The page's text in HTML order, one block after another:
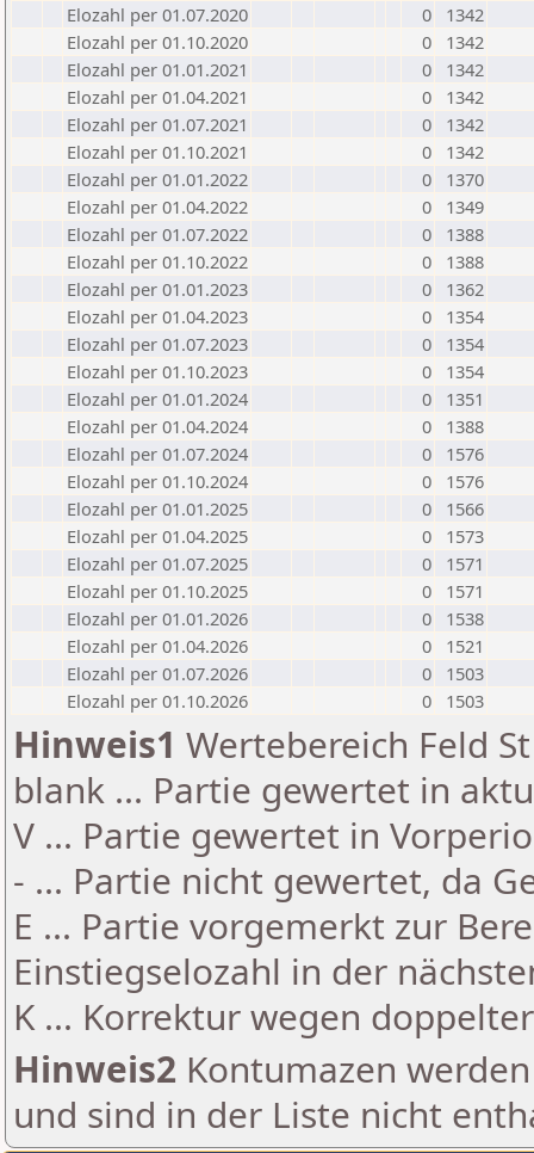
Elozahl per 01.07.2020
0
1342
Elozahl per 01.10.2020
0
1342
Elozahl per 01.01.2021
0
1342
Elozahl per 01.04.2021
0
1342
Elozahl per 01.07.2021
0
1342
Elozahl per 01.10.2021
0
1342
Elozahl per 01.01.2022
0
1370
Elozahl per 01.04.2022
0
1349
Elozahl per 01.07.2022
0
1388
Elozahl per 01.10.2022
0
1388
Elozahl per 01.01.2023
0
1362
Elozahl per 01.04.2023
0
1354
Elozahl per 01.07.2023
0
1354
Elozahl per 01.10.2023
0
1354
Elozahl per 01.01.2024
0
1351
Elozahl per 01.04.2024
0
1388
Elozahl per 01.07.2024
0
1576
Elozahl per 01.10.2024
0
1576
Elozahl per 01.01.2025
0
1566
Elozahl per 01.04.2025
0
1573
Elozahl per 01.07.2025
0
1571
Elozahl per 01.10.2025
0
1571
Elozahl per 01.01.2026
0
1538
Elozahl per 01.04.2026
0
1521
Elozahl per 01.07.2026
0
1503
Elozahl per 01.10.2026
0 1503
Hinweis1 Wertebereich Feld
blank ... Partie gewertet in
V ... Partie gewertet in
- ... Partie nicht gewertet, da
E ... Partie vorgemerkt zur
Einstiegselozahl in der
K ... Korrektur wegen
Hinweis2 Kontumazen
und sind in der Liste nicht